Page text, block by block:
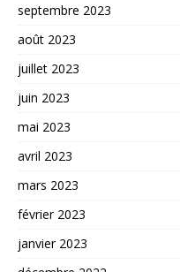
septembre 2023
août 2023
juillet 2023
juin 2023
mai 2023
avril 2023
mars 2023
février 2023
janvier 2023